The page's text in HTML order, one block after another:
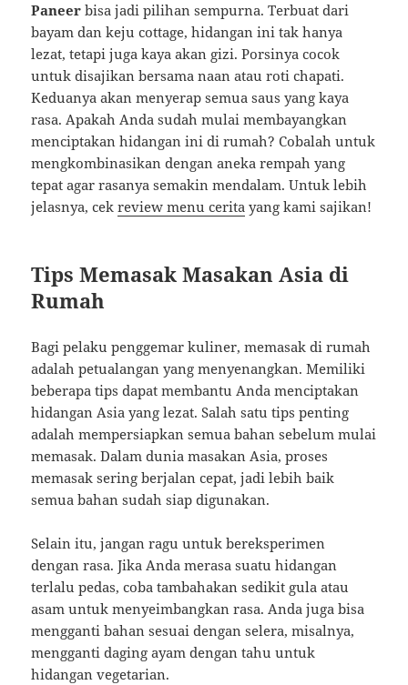
Paneer bisa jadi pilihan sempurna. Terbuat dari
bayam dan keju cottage, hidangan ini tak hanya
lezat, tetapi juga kaya akan gizi. Porsinya cocok
untuk disajikan bersama naan atau roti chapati.
Keduanya akan menyerap semua saus yang kaya
rasa. Apakah Anda sudah mulai membayangkan
menciptakan hidangan ini di rumah? Cobalah untuk
mengkombinasikan dengan aneka rempah yang
tepat agar rasanya semakin mendalam. Untuk lebih
jelasnya, cekreview menu cerita yang kami sajikan!
Tips Memasak Masakan Asia di
Rumah
Bagi pelaku penggemar kuliner, memasak di rumah
adalah petualangan yang menyenangkan. Memiliki
beberapa tips dapat membantu Anda menciptakan
hidangan Asia yang lezat. Salah satu tips penting
adalah mempersiapkan semua bahan sebelum mulai
memasak. Dalam dunia masakan Asia, proses
memasak sering berjalan cepat, jadi lebih baik
semua bahan sudah siap digunakan.
Selain itu, jangan ragu untuk bereksperimen
dengan rasa. Jika Anda merasa suatu hidangan
terlalu pedas, coba tambahakan sedikit gula atau
asam untuk menyeimbangkan rasa. Anda juga bisa
mengganti bahan sesuai dengan selera, misalnya,
mengganti daging ayam dengan tahu untuk
hidangan vegetarian.